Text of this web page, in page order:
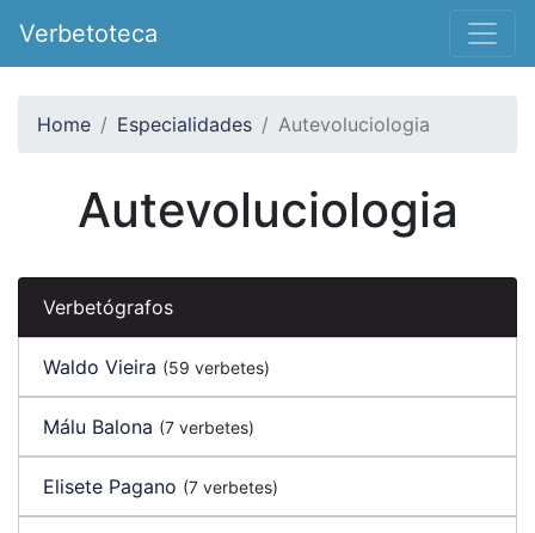
Verbetoteca
Home Especialidades Autevoluciologia
Autevoluciologia
Verbetógrafos
Waldo Vieira (59 verbetes)
Málu Balona (7 verbetes)
Elisete Pagano (7 verbetes)